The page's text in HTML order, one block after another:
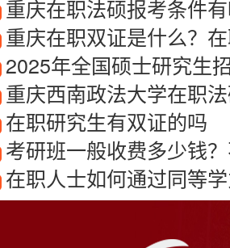
重庆在职法硕报考条件
重庆在职双证是什么？
2025年全国硕士研究生
重庆西南政法大学在职
在职研究生有双证的吗
考研班一般收费多少钱
在职人士如何通过同等学